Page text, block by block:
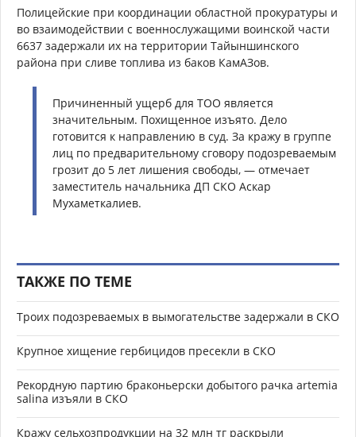
Полицейские при координации областной прокуратуры и
во взаимодействии с военнослужащими воинской части
6637 задержали их на территории Тайыншинского
района при сливе топлива из баков КамАЗов.
Причиненный ущерб для ТОО является
значительным. Похищенное изъято. Дело
готовится к направлению в суд. За кражу в группе
лиц по предварительному сговору подозреваемым
грозит до 5 лет лишения свободы, — отмечает
заместитель начальника ДП СКО Аскар
Мухаметкалиев.
ТАКЖЕ ПО ТЕМЕ
Троих подозреваемых в вымогательстве задержали в СКО
Крупное хищение гербицидов пресекли в СКО
Рекордную партию браконьерски добытого рачка artemia
salina изъяли в СКО
Кражу сельхозпродукции на 32 млн тг раскрыли